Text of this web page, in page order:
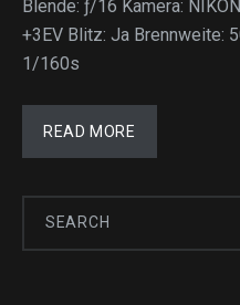
Blende: ƒ/16 Kamera:
+3EV Blitz: Ja Brennweite:
1/160s
READ MORE